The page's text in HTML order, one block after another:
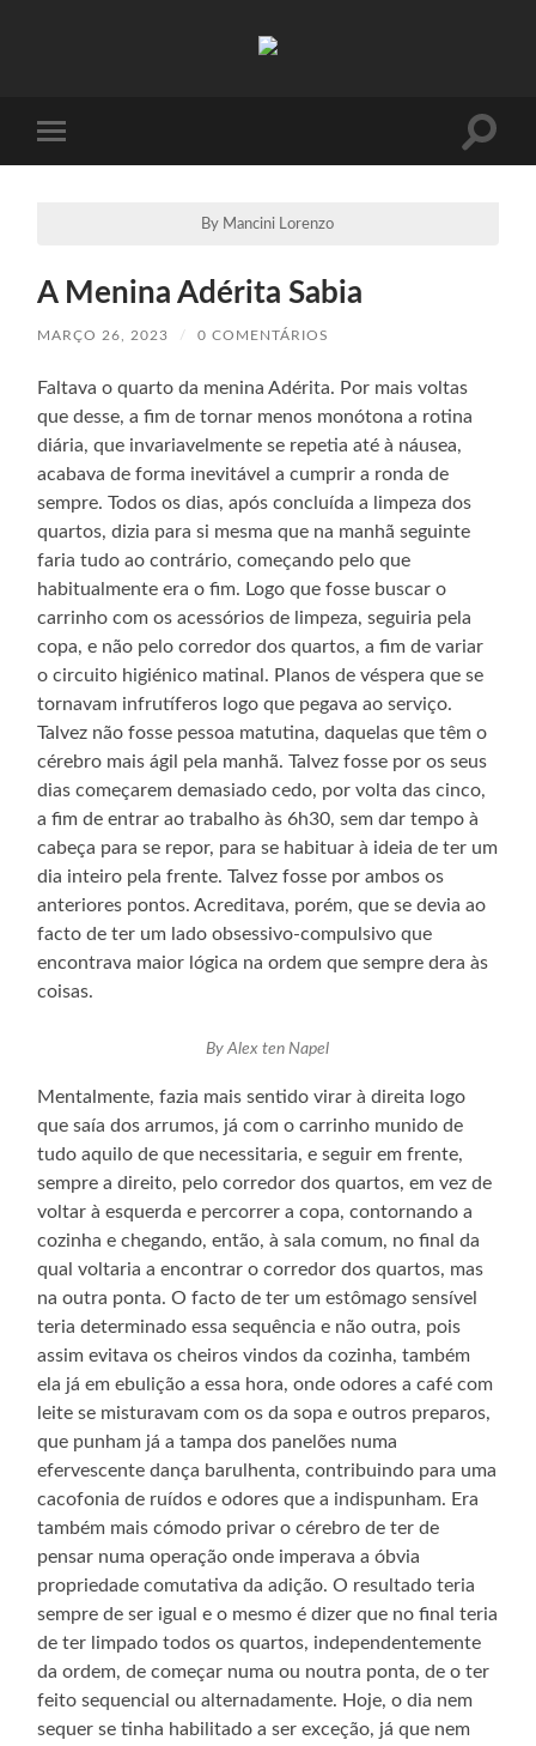
mobile
Toggle
By Mancini Lorenzo
A Menina Adérita Sabia
MARÇO 26, 2023 / 0 COMENTÁRIOS
Faltava o quarto da menina Adérita. Por mais voltas
que desse, a fim de tornar menos monótona a rotina
diária, que invariavelmente se repetia até à náusea,
acabava de forma inevitável a cumprir a ronda de
sempre. Todos os dias, após concluída a limpeza dos
quartos, dizia para si mesma que na manhã seguinte
faria tudo ao contrário, começando pelo que
habitualmente era o fim. Logo que fosse buscar o
carrinho com os acessórios de limpeza, seguiria pela
copa, e não pelo corredor dos quartos, a fim de variar
o circuito higiénico matinal. Planos de véspera que se
tornavam infrutíferos logo que pegava ao serviço.
Talvez não fosse pessoa matutina, daquelas que têm o
cérebro mais ágil pela manhã. Talvez fosse por os seus
dias começarem demasiado cedo, por volta das cinco,
a fim de entrar ao trabalho às 6h30, sem dar tempo à
cabeça para se repor, para se habituar à ideia de ter um
dia inteiro pela frente. Talvez fosse por ambos os
anteriores pontos. Acreditava, porém, que se devia ao
facto de ter um lado obsessivo-compulsivo que
encontrava maior lógica na ordem que sempre dera às
coisas.
By Alex ten Napel
Mentalmente, fazia mais sentido virar à direita logo
que saía dos arrumos, já com o carrinho munido de
tudo aquilo de que necessitaria, e seguir em frente,
sempre a direito, pelo corredor dos quartos, em vez de
voltar à esquerda e percorrer a copa, contornando a
cozinha e chegando, então, à sala comum, no final da
qual voltaria a encontrar o corredor dos quartos, mas
na outra ponta. O facto de ter um estômago sensível
teria determinado essa sequência e não outra, pois
assim evitava os cheiros vindos da cozinha, também
ela já em ebulição a essa hora, onde odores a café com
leite se misturavam com os da sopa e outros preparos,
que punham já a tampa dos panelões numa
efervescente dança barulhenta, contribuindo para uma
cacofonia de ruídos e odores que a indispunham. Era
também mais cómodo privar o cérebro de ter de
pensar numa operação onde imperava a óbvia
propriedade comutativa da adição. O resultado teria
sempre de ser igual e o mesmo é dizer que no final teria
de ter limpado todos os quartos, independentemente
da ordem, de começar numa ou noutra ponta, de o ter
feito sequencial ou alternadamente. Hoje, o dia nem
sequer se tinha habilitado a ser exceção, já que nem